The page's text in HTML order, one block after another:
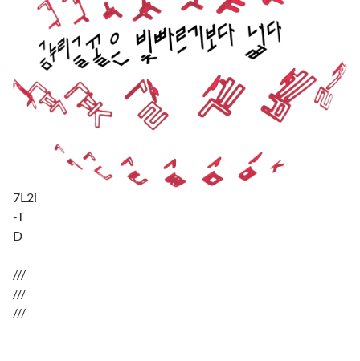
7L2l
-T
D
///
///
///